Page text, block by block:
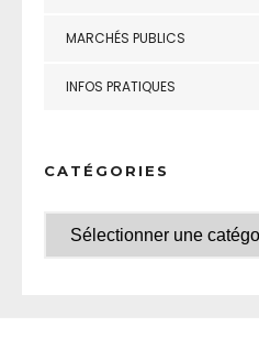
MARCHÉS PUBLICS
INFOS PRATIQUES
CATÉGORIES